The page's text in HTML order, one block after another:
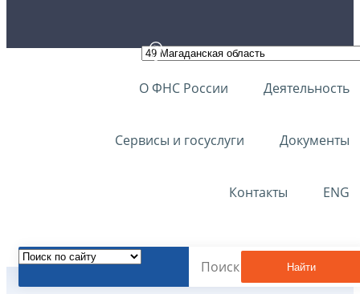
О ФНС России Деятельность
Сервисы и госуслуги Документы
Контакты ENG
Найти